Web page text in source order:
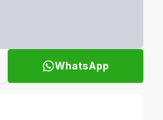
WhatsApp